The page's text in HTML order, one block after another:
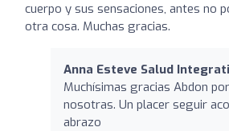
cuerpo y sus sensaciones, antes no
otra cosa. Muchas gracias.
Anna Esteve Salud
Muchísimas gracias Abdon
nosotras. Un placer seguir
abrazo